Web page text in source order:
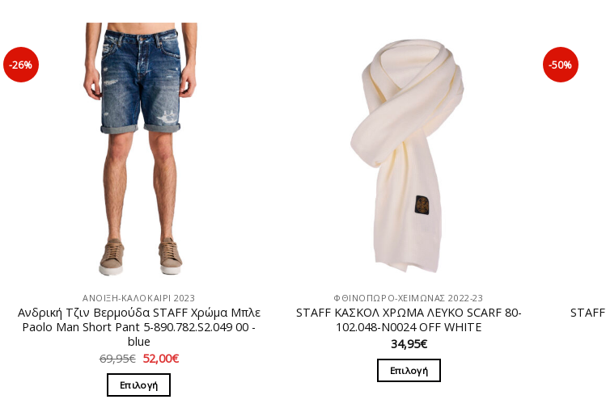
-26%
ΑΝΟΙΞΗ-ΚΑΛΟΚΑΙΡΙ 2023
Ανδρική Τζιν Βερμούδα STAFF Χρώμα Μπλε
Paolo Man Short Pant 5-890.782.S2.049 00 -
blue
69,95€ Original
price
was:
69,95€.
52,00€Η
Επιλογή
ΦΘΙΝΟΠΩΡΟ-ΧΕΙΜΩΝΑΣ 2022-23
STAFF ΚΑΣΚΟΛ ΧΡΩΜΑ ΛΕΥΚΟ SCARF 80-
102.048-Ν0024 OFF WHITE
34,95€
Επιλογή
-50%